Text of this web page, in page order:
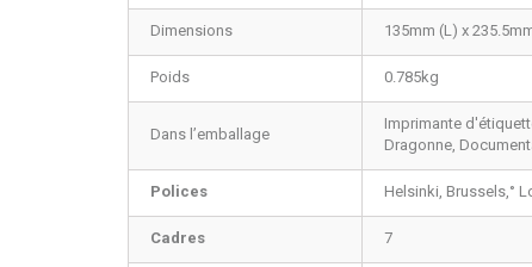
Dimensions 135mm (L) x
Poids 0.785kg
Dans l’emballage
Imprimante
Dragonne,
Polices Helsinki, Brussels,°
Cadres 7